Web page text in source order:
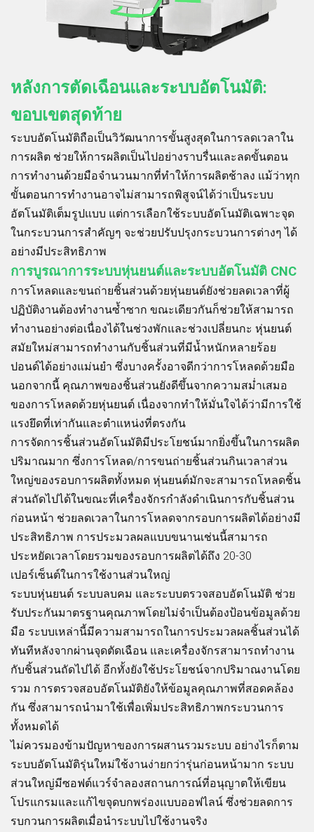
หลังการตัดเฉือนและระบบอัตโนมัติ:
ขอบเขตสุดท้าย
ระบบอัตโนมัติถือเป็นวิวัฒนาการขั้นสูงสุดในการลดเวลาใน
การผลิต ช่วยให้การผลิตเป็นไปอย่างราบรื่นและลดขั้นตอน
การทำงานด้วยมือจำนวนมากที่ทำให้การผลิตช้าลง แม้ว่าทุก
ขั้นตอนการทำงานอาจไม่สามารถพิสูจน์ได้ว่าเป็นระบบ
อัตโนมัติเต็มรูปแบบ แต่การเลือกใช้ระบบอัตโนมัติเฉพาะจุด
ในกระบวนการสำคัญๆ จะช่วยปรับปรุงกระบวนการต่างๆ ได้
อย่างมีประสิทธิภาพ
การบูรณาการระบบหุ่นยนต์และระบบอัตโนมัติ CNC
การโหลดและขนถ่ายชิ้นส่วนด้วยหุ่นยนต์ยังช่วยลดเวลาที่ผู้
ปฏิบัติงานต้องทำงานซ้ำซาก ขณะเดียวกันก็ช่วยให้สามารถ
ทำงานอย่างต่อเนื่องได้ในช่วงพักและช่วงเปลี่ยนกะ หุ่นยนต์
สมัยใหม่สามารถทำงานกับชิ้นส่วนที่มีน้ำหนักหลายร้อย
ปอนด์ได้อย่างแม่นยำ ซึ่งบางครั้งอาจดีกว่าการโหลดด้วยมือ
นอกจากนี้ คุณภาพของชิ้นส่วนยังดีขึ้นจากความสม่ำเสมอ
ของการโหลดด้วยหุ่นยนต์ เนื่องจากทำให้มั่นใจได้ว่ามีการใช้
แรงยึดที่เท่ากันและตำแหน่งที่ตรงกัน
การจัดการชิ้นส่วนอัตโนมัติมีประโยชน์มากยิ่งขึ้นในการผลิต
ปริมาณมาก ซึ่งการโหลด/การขนถ่ายชิ้นส่วนกินเวลาส่วน
ใหญ่ของรอบการผลิตทั้งหมด หุ่นยนต์มักจะสามารถโหลดชิ้น
ส่วนถัดไปได้ในขณะที่เครื่องจักรกำลังดำเนินการกับชิ้นส่วน
ก่อนหน้า ช่วยลดเวลาในการโหลดจากรอบการผลิตได้อย่างมี
ประสิทธิภาพ การประมวลผลแบบขนานเช่นนี้สามารถ
ประหยัดเวลาโดยรวมของรอบการผลิตได้ถึง 20-30
เปอร์เซ็นต์ในการใช้งานส่วนใหญ่
ระบบหุ่นยนต์ ระบบลบคม และระบบตรวจสอบอัตโนมัติ ช่วย
รับประกันมาตรฐานคุณภาพโดยไม่จำเป็นต้องป้อนข้อมูลด้วย
มือ ระบบเหล่านี้มีความสามารถในการประมวลผลชิ้นส่วนได้
ทันทีหลังจากผ่านจุดตัดเฉือน และเครื่องจักรสามารถทำงาน
กับชิ้นส่วนถัดไปได้ อีกทั้งยังใช้ประโยชน์จากปริมาณงานโดย
รวม การตรวจสอบอัตโนมัติยังให้ข้อมูลคุณภาพที่สอดคล้อง
กัน ซึ่งสามารถนำมาใช้เพื่อเพิ่มประสิทธิภาพกระบวนการ
ทั้งหมดได้
ไม่ควรมองข้ามปัญหาของการผสานรวมระบบ อย่างไรก็ตาม
ระบบอัตโนมัติรุ่นใหม่ใช้งานง่ายกว่ารุ่นก่อนหน้ามาก ระบบ
ส่วนใหญ่มีซอฟต์แวร์จำลองสถานการณ์ที่อนุญาตให้เขียน
โปรแกรมและแก้ไขจุดบกพร่องแบบออฟไลน์ ซึ่งช่วยลดการ
รบกวนการผลิตเมื่อนำระบบไปใช้งานจริง